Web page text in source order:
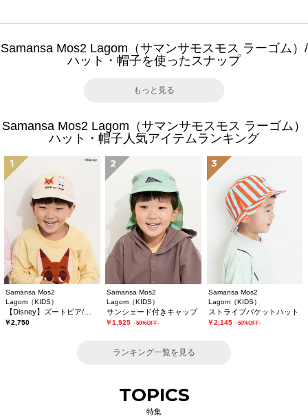
Samansa Mos2 Lagom（サマンサモスモス ラーゴム）/
ハット・帽子を使ったスナップ
もっと見る
Samansa Mos2 Lagom（サマンサモスモス ラーゴム）
ハット・帽子人気アイテムランキング
1
Samansa Mos2
Lagom（KIDS）
￥2,750
2
Samansa Mos2
Lagom（KIDS）
サンシェード付きキャップ
￥1,925 -50%OFF-
3
Samansa Mos2
Lagom（KIDS）
ストライプバケットハット
￥2,145 -50%OFF-
ランキング一覧を見る
TOPICS
特集